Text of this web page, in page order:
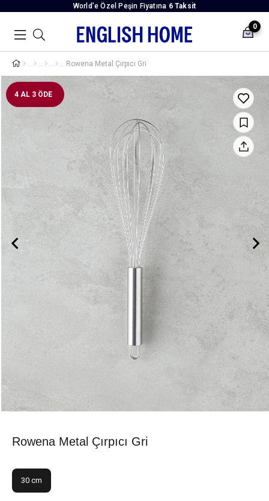
World’e Özel Peşin Fiyatına 6 Taksit
0
Rowena Metal Çırpıcı Gri
4 AL 3 ÖDE
Rowena Metal Çırpıcı Gri
30 cm